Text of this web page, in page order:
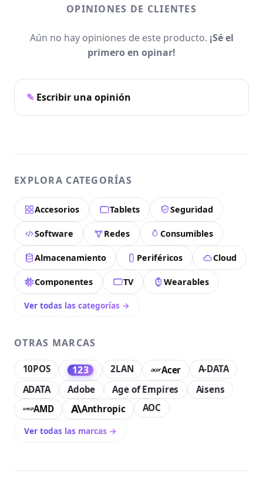
OPINIONES DE CLIENTES
Aún no hay opiniones de este producto. ¡Sé el
primero en opinar!
Escribir una opinión
EXPLORA CATEGORÍAS
Accesorios Tablets Seguridad
Software Redes Consumibles
Almacenamiento Periféricos Cloud
Componentes TV Wearables
Ver todas las categorías →
OTRAS MARCAS
10POS 123 2LAN Acer
A-DATA
ADATA
Adobe Age of Empires
Aisens
AMD
Anthropic AOC
Ver todas las marcas →